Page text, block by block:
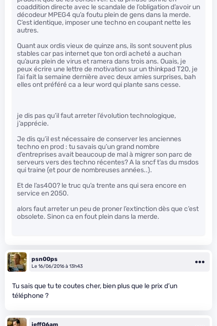
coaddition directe avec le scandale de l’obligation d’avoir un
décodeur MPEG4 qu’a foutu plein de gens dans la merde.
C’est identique, imposer une techno en coupant nette les
autres.
Quant aux ordis vieux de quinze ans, ils sont souvent plus
stables car pas internet que ton ordi acheté a auchan
qu’aura plein de virus et ramera dans trois ans. Ouais, je
peux écrire une lettre de motivation sur un thinkpad T20, je
l’ai fait la semaine dernière avec deux amies surprises, bah
elles ont préféré ca a leur word qui plante sans cesse.
je dis pas qu’il faut arreter l’évolution technologique,
j’apprécie.
Je dis qu’il est nécessaire de conserver les anciennes
techno en prod : tu savais qu’un grand nombre
d’entreprises avait beaucoup de mal à migrer son parc de
serveurs vers des techno récentes? A la sncf t’as du msdos
qui traine (et pour de nombreuses années..).
Et de l’as400? le truc qu’a trente ans qui sera encore en
service en 2050.
alors faut arreter un peu de proner l’extinction dès que c’est
obsolete. Sinon ca en fout plein dans la merde.
psn00ps
Le 16/06/2016 à 13h43
Tu sais que tu te coutes cher, bien plus que le prix d’un
téléphone ?
jeff06am